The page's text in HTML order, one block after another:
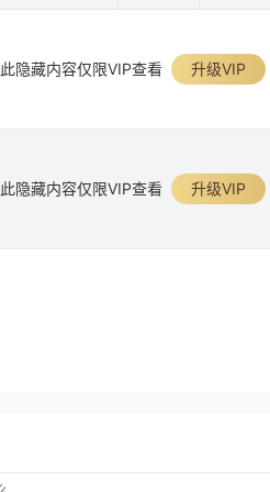
此隐藏内容仅限VIP查看 升级VIP
此隐藏内容仅限VIP查看 升级VIP